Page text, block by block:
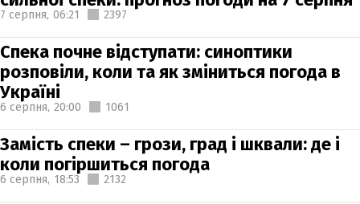
7 серпня, 06:21 2397
Спека почне відступати: синоптики
розповіли, коли та як зміниться погода в
Україні
6 серпня, 20:00 1061
Замість спеки – грози, град і шквали: де і
коли погіршиться погода
6 серпня, 18:53 2132